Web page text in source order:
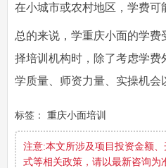
在小城市或农村地区，学费可
总的来说，学重庆小面的学
择培训机构时，除了考虑学费
学质量、师资力量、实操机会
标签： 重庆小面培训
注意:本文所涉及项目投资金额
式等相关政策，请以最新咨询为